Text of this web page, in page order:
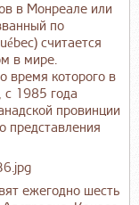
в Монреале или
по
считается
в мире.
время которого в
с 1985 года
провинции
представления
ежегодно шесть